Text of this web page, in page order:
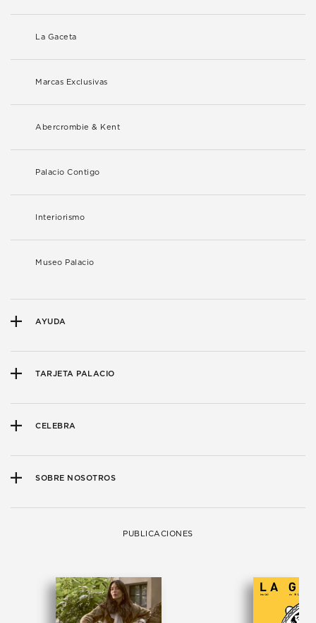
La Gaceta
Marcas Exclusivas
Abercrombie & Kent
Palacio Contigo
Interiorismo
Museo Palacio
AYUDA
TARJETA PALACIO
CELEBRA
SOBRE NOSOTROS
PUBLICACIONES